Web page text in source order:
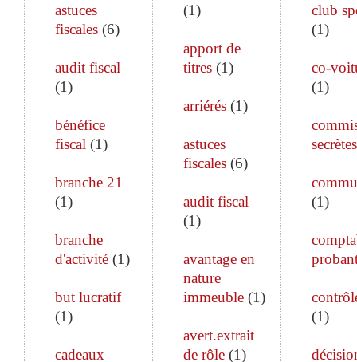
astuces
fiscales (6)
audit fiscal
(1)
bénéfice
fiscal (1)
branche 21
(1)
branche
d'activité (1)
but lucratif
(1)
cadeaux
(1)
apport de
titres(1)
arriérés(1)
astuces
fiscales(6)
audit fiscal
(1)
avantage en
nature
immeuble(1)
avert.extrait
de rôle(1)
club
(1)
co-
(1)
secrètes
(1)
(1)